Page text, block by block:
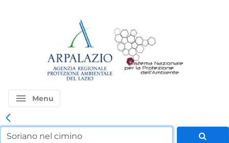
menu Menu